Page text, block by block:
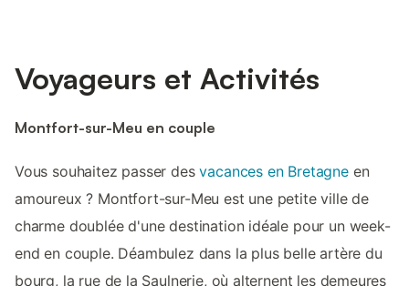
Voyageurs et Activités
Montfort-sur-Meu en couple
Vous souhaitez passer desvacances en Bretagneen
amoureux ? Montfort-sur-Meu est une petite ville de
charme doublée d'une destination idéale pour un week-
end en couple. Déambulez dans la plus belle artère du
bourg, la rue de la Saulnerie, où alternent les demeures